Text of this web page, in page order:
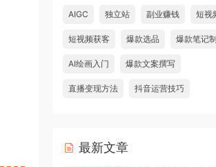
AIGC 独立站 副业赚钱 短视
短视频获客 爆款选品 爆款笔记
AI绘画入门 爆款文案撰写
直播变现方法 抖音运营技巧
最新文章